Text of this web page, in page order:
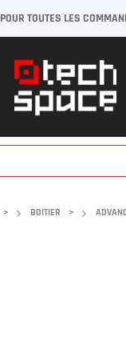
POUR TOUTES LES
> BOITIER >